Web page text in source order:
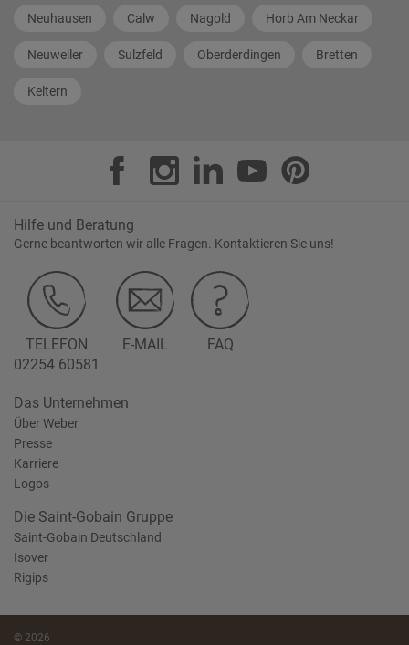
Neuhausen Calw Nagold Horb Am Neckar
Neuweiler Sulzfeld Oberderdingen Bretten
Keltern
Hilfe und Beratung
Gerne beantworten wir alle Fragen. Kontaktieren Sie uns!
TELEFON
02254 60581
E-MAIL FAQ
Das Unternehmen
Über Weber
Presse
Karriere
Logos
Die Saint-Gobain Gruppe
Saint-Gobain Deutschland
Isover
Rigips
© 2026